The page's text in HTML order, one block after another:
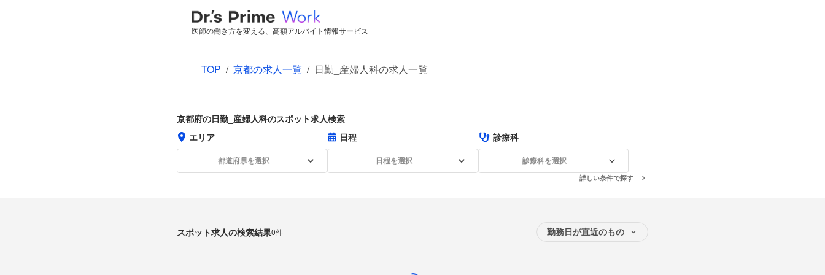
医師の働き方を変える、高額アルバイト情報サービス
TOP / 京都の求人一覧 / 日勤_産婦人科の求人一覧
京都府の日勤_産婦人科のスポット求人検索
エリア
都道府県を選択
日程
日程を選択
診療科
診療科を選択
詳しい条件で探す
スポット求人の検索結果0件 勤務日が直近のもの